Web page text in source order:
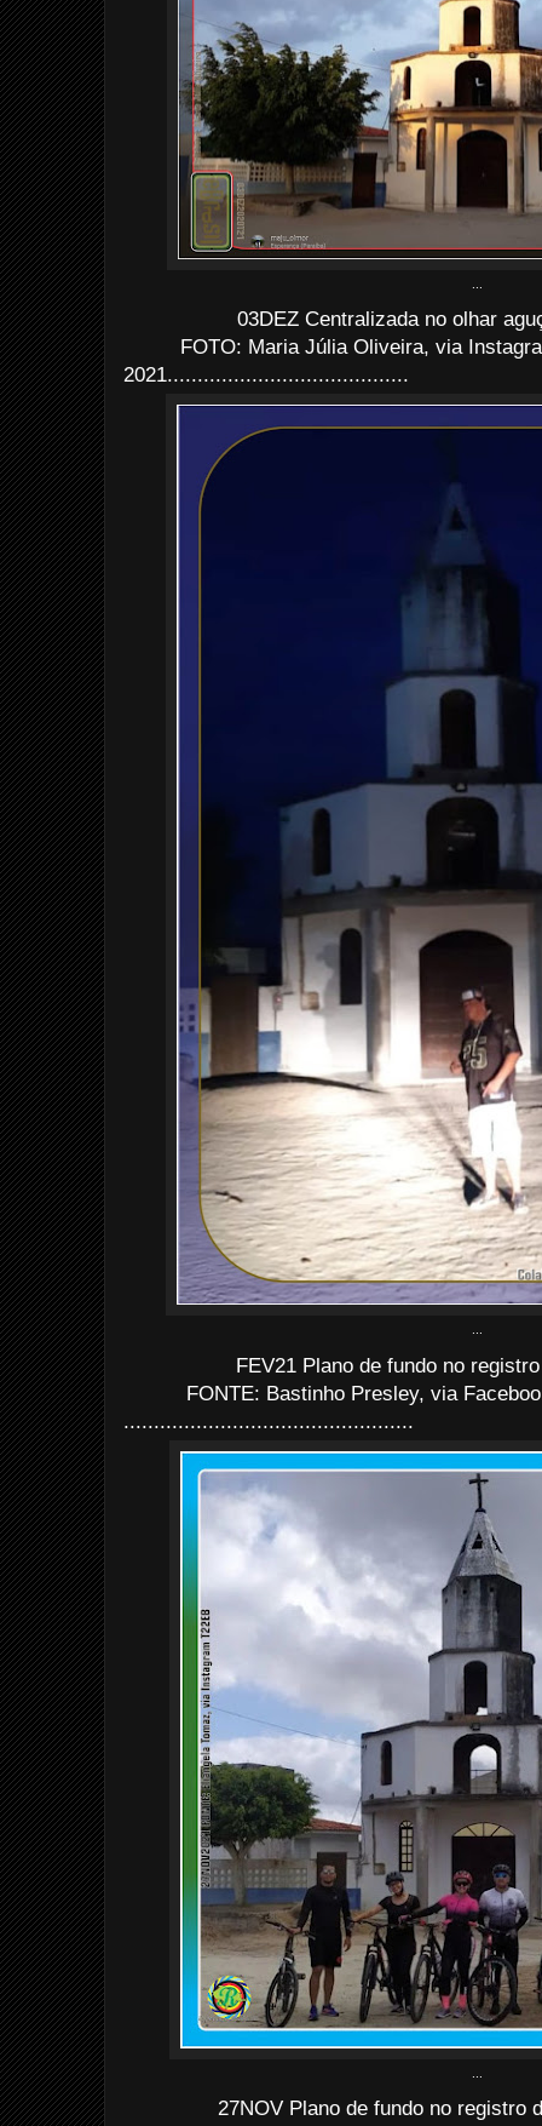
03DEZ Centralizada no olhar
FOTO: Maria Júlia Oliveira, via
2021........................................
FEV21 Plano de fundo no
FONTE: Bastinho Presley, via
................................................
27NOV Plano de fundo no registro